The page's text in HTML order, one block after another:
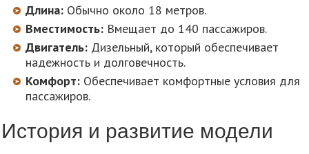
Длина: Обычно около 18 метров.
Вместимость: Вмещает до 140 пассажиров.
Двигатель: Дизельный, который обеспечивает
надежность и долговечность.
Комфорт: Обеспечивает комфортные условия для
пассажиров.
История и развитие модели